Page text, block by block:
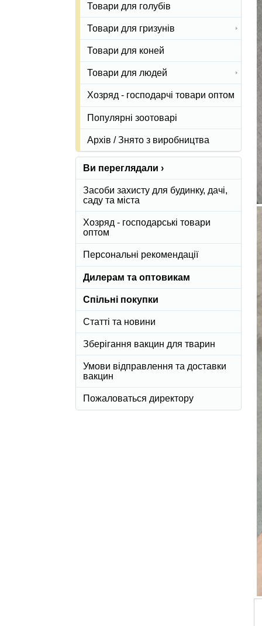
Товари для голубів
Товари для гризунів
Товари для коней
Товари для людей
Хозряд - господарчі товари оптом
Популярні зоотоварі
Архів / Знято з виробництва
Ви переглядали ›
Засоби захисту для будинку, дачі,
саду та міста
Хозряд - господарські товари
оптом
Персональні рекомендації
Дилерам та оптовикам
Спільні покупки
Статті та новини
Зберігання вакцин для тварин
Умови відправлення та доставки
вакцин
Пожаловаться директору